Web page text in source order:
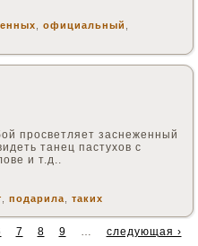
официальный
просветляет заснеженный
танец пастухов с
и т.д..
подарила таких
7 8 9 …
следующая ›